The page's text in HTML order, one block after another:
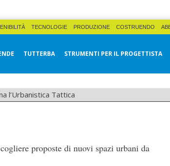
TECNOLOGIE PRODUZIONE COSTRUENDO
TUTTERBA STRUMENTI PER IL PROGETTISTA
l’Urbanistica Tattica
proposte di nuovi spazi urbani da